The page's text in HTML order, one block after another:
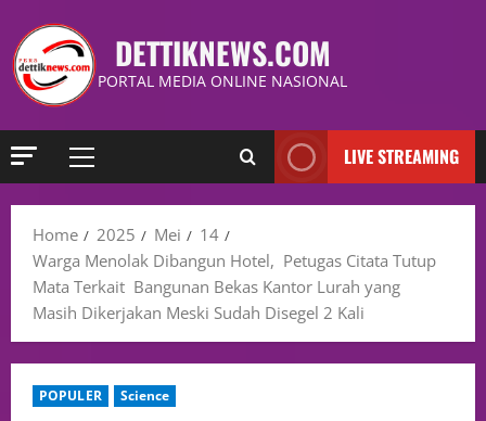
DETTIKNEWS.COM
PORTAL MEDIA ONLINE NASIONAL
LIVE STREAMING
Home 2025 Mei
14
Warga Menolak Dibangun Hotel, Petugas Citata Tutup
Mata Terkait Bangunan Bekas Kantor Lurah yang
Masih Dikerjakan Meski Sudah Disegel 2 Kali
POPULER Science